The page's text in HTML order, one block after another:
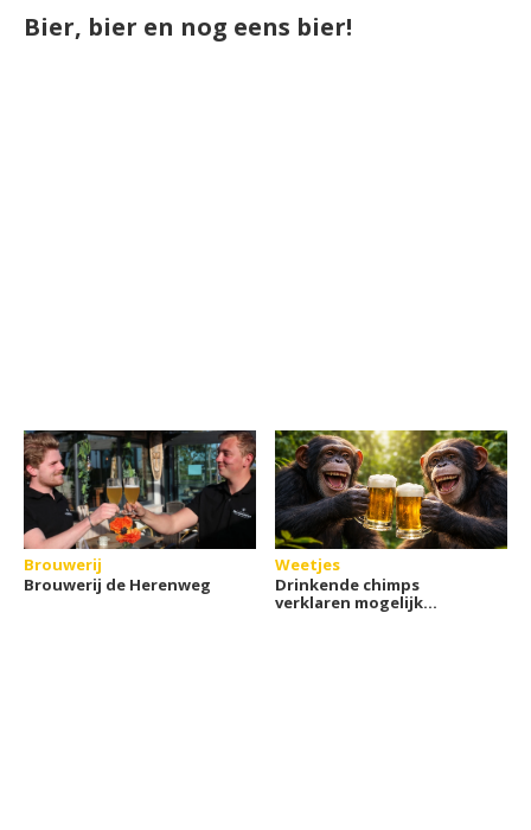
Bier, bier en nog eens bier!
Brouwerij
Brouwerij de Herenweg
Weetjes
Drinkende chimps
verklaren mogelijk